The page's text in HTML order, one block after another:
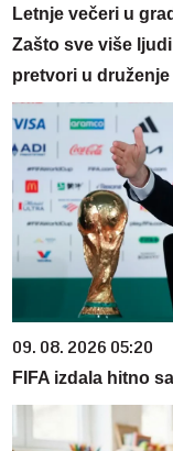
Letnje večeri u
Zašto sve više
pretvori u druženje
09. 08. 2026 05:20
FIFA izdala hitno